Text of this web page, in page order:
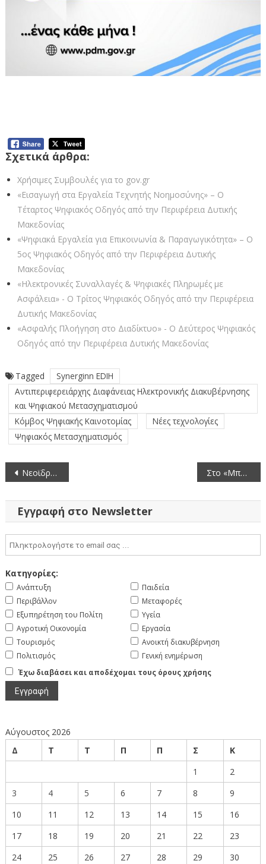
Σχετικά άρθρα:
Χρήσιμες Συμβουλές για το gov.gr
«Εισαγωγή στα Εργαλεία Τεχνητής Νοημοσύνης» – Ο
Τέταρτος Ψηφιακός Οδηγός από την Περιφέρεια Δυτικής
Μακεδονίας
«Ψηφιακά Εργαλεία για Επικοινωνία & Παραγωγικότητα» – Ο
5ος Ψηφιακός Οδηγός από την Περιφέρεια Δυτικής
Μακεδονίας
«Ηλεκτρονικές Συναλλαγές & Ψηφιακές Πληρωμές με
Ασφάλεια» - Ο Τρίτος Ψηφιακός Οδηγός από την Περιφέρεια
Δυτικής Μακεδονίας
«Ασφαλής Πλοήγηση στο Διαδίκτυο» - Ο Δεύτερος Ψηφιακός
Οδηγός από την Περιφέρεια Δυτικής Μακεδονίας
Tagged
Synerginn EDIH
Αντιπεριφερειάρχης Διαφάνειας Ηλεκτρονικής Διακυβέρνησης
και Ψηφιακού Μετασχηματισμού
Κόμβος Ψηφιακής Καινοτομίας
Νέες τεχνολογίες
Ψηφιακός Μετασχηματισμός
Πλοήγηση
άρθρων
Νεοϊδρυθείσες Λαϊκές Αγορές των Δημοτικών Κοινοτήτων Αλωνακίων και Μαυροδεντρίου του Δήμου Κοζάνης (Οριστικά αποτελέσματα επαναπροκήρυξης) Στο «Μποδοσάκειo» Νοσοκομείο ο Περιφερειάρχης Γιώργος Αμανατίδης και ο Διοικητής της 3ης ΥΠΕ Δημήτρης Τσαλικάκης
Εγγραφή στο Newsletter
Κατηγορίες:
Ανάπτυξη
Περιβάλλον
Εξυπηρέτηση του Πολίτη
Αγροτική Οικονομία
Τουρισμός
Πολιτισμός
Παιδεία
Μεταφορές
Υγεία
Εργασία
Ανοικτή διακυβέρνηση
Γενική ενημέρωση
Έχω διαβάσει και αποδέχομαι τους όρους χρήσης
Αύγουστος 2026
Δ
Τ Τ Π Π Σ
Κ
1
2
3
4 5 6 7 8
9
10
11 12 13 14 15
16
17
18 19 20 21 22
23
24
25 26 27 28 29 30